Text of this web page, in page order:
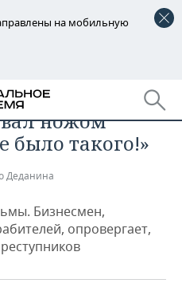
на мобильную
«В интернете
ножом
такого!»
Деданина
Бизнесмен,
опровергает,